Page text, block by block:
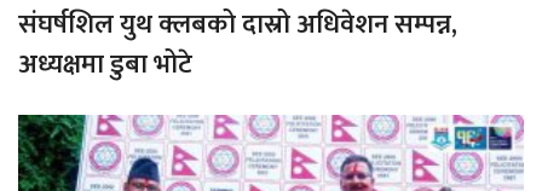
संघर्षशिल युथ क्लबको दास्रो अधिवेशन सम्पन्न,
अध्यक्षमा डुबा भोटे